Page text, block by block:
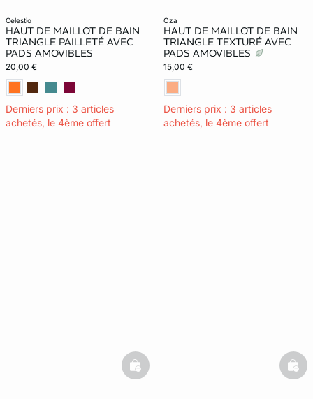
celestio
HAUT DE MAILLOT DE BAIN
TRIANGLE PAILLETÉ AVEC
PADS AMOVIBLES
20,00 €
Derniers prix : 3 articles
achetés, le 4ème offert
oza
HAUT DE MAILLOT DE BAIN
TRIANGLE TEXTURÉ AVEC
PADS AMOVIBLES
15,00 €
Derniers prix : 3 articles
achetés, le 4ème offert
basketfull